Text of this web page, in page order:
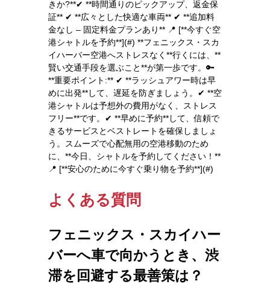
きか?**✔ **時間通りのピックアップ、返金保
証** ✔ **広々とした快適な車両** ✔ **追加料
金なし – 固定料金プランあり** 📍 [**今すぐ空
港シャトルを予約**](#) **フェニックス・スカ
イハーバー空港へストレスなく**行くには、**
賢い交通手段を選ぶこと**が第一歩です。🔑
**重要ポイント:** ✔ **ラッシュアワー時は早
めに出発**して、遅延を防ぎましょう。✔ **空
港シャトルは予想外の費用がなく、ストレス
フリー**です。✔ **早めに予約**して、信頼で
きるサービスとベストレートを確保しましょ
う。スムーズで心配無用の空港移動のため
に、**今日、シャトルを予約してください！**
📍 [**安心のために今すぐ乗り物を予約**](#)
よくある質問
フェニックス・スカイハー
バーへ車で向かうとき、渋
滞を回避する最善策は？